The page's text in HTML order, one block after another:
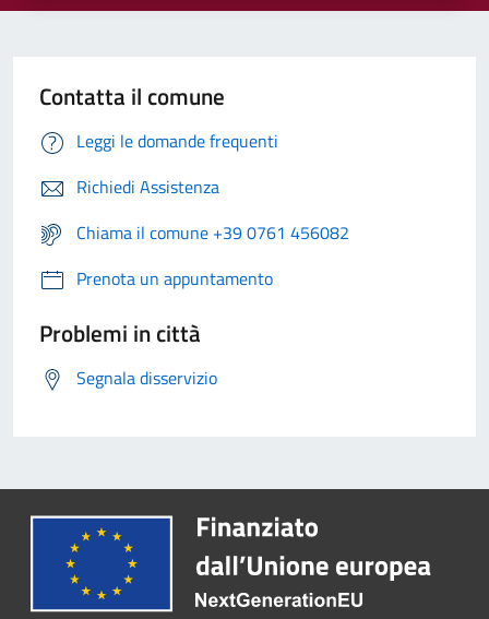
Contatta il comune
Leggi le domande frequenti
Richiedi Assistenza
Chiama il comune +39 0761 456082
Prenota un appuntamento
Problemi in città
Segnala disservizio